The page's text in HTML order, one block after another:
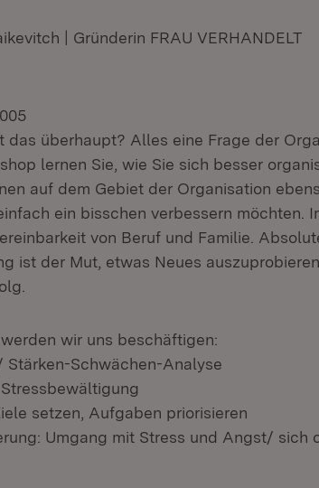
| Gründerin FRAU VERHANDELT
das überhaupt? Alles eine Frage der
lernen Sie, wie Sie sich besser
auf dem Gebiet der Organisation
ein bisschen verbessern möchten.
von Beruf und Familie.
ist der Mut, etwas Neues
wir uns beschäftigen:
Stärken-Schwächen-Analyse
setzen, Aufgaben priorisieren
Umgang mit Stress und Angst/ sich